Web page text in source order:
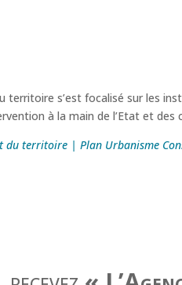
territoire s’est focalisé sur les
à la main de l’Etat et des
du territoire | Plan Urbanisme